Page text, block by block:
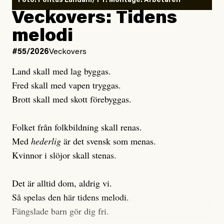
Publicerad6 August, 2026
Uppdaterad7 August, 2026
Publicerad3 August, 2026
Uppdaterad3 August, 2026
Veckovers: Tidens
melodi
#55/2026Veckovers
Land skall med lag byggas.
Fred skall med vapen tryggas.
Brott skall med skott förebyggas.
Folket från folkbildning skall renas.
Med hederlig är det svensk som menas.
Kvinnor i slöjor skall stenas.
Det är alltid dom, aldrig vi.
Så spelas den här tidens melodi.
Fängslade barn gör dig fri.